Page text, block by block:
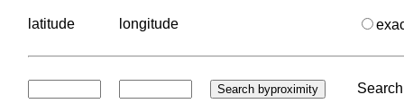
latitude longitude